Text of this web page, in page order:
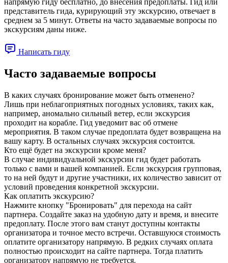
напрямую гиду бесплатно, до внесения предоплаты. Гид или
представитель гида, курирующий эту экскурсию, отвечает в
среднем за 5 минут. Ответы на часто задаваемые вопросы по
экскурсиям даны ниже.
Написать гиду
Часто задаваемые вопросы
В каких случаях бронирование может быть отменено?
Лишь при неблагоприятных погодных условиях, таких как,
например, аномально сильный ветер, если экскурсия
проходит на корабле. Гид уведомит вас об отмене
мероприятия. В таком случае предоплата будет возвращена на
вашу карту. В остальных случаях экскурсия состоится.
Кто ещё будет на экскурсии кроме меня?
В случае индивидуальной экскурсии гид будет работать
только с вами и вашей компанией. Если экскурсия групповая,
то на ней будут и другие участники, их количество зависит от
условий проведения конкретной экскурсии.
Как оплатить экскурсию?
Нажмите кнопку "Бронировать" для перехода на сайт
партнера. Создайте заказ на удобную дату и время, и внесите
предоплату. После этого вам станут доступны контакты
организатора и точное место встречи. Оставшуюся стоимость
оплатите организатору напрямую. В редких случаях оплата
полностью происходит на сайте партнера. Тогда платить
организатору напрямую не требуется.